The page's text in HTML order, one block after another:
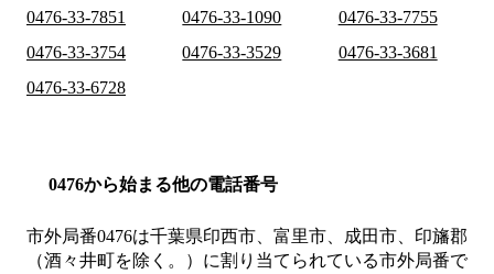
0476-33-7851
0476-33-1090
0476-33-7755
0476-33-3754
0476-33-3529
0476-33-3681
0476-33-6728
0476から始まる他の電話番号
市外局番0476は千葉県印西市、富里市、成田市、印旛郡
（酒々井町を除く。） に割り当てられている市外局番で